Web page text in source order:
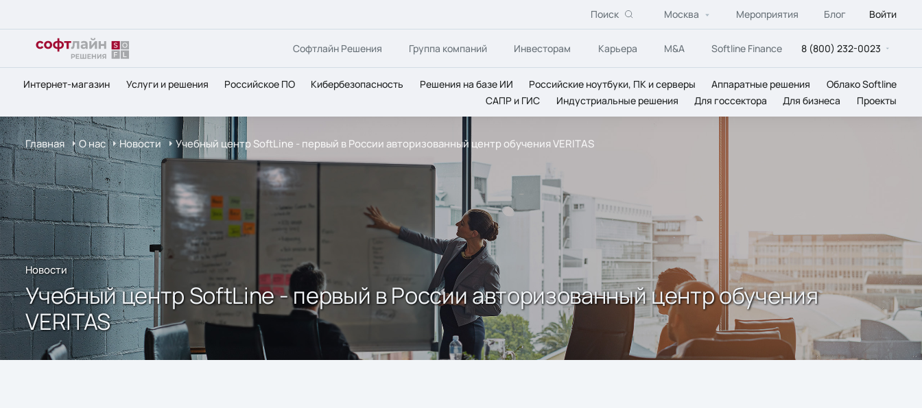
Поиск Москва Мероприятия Блог Войти
Софтлайн Решения Группа компаний Инвесторам Карьера M&A Softline Finance 8 (800) 232-0023
Интернет-магазин Услуги и решения Российское ПО Кибербезопасность Решения на базе ИИ Российские ноутбуки, ПК и серверы Аппаратные решения
Облако Softline
САПР и ГИС
Индустриальные решения Для госсектора Для бизнеса Проекты
Главная О нас Новости Учебный центр SoftLine - первый в России авторизованный центр обучения VERITAS
Новости
Учебный центр SoftLine - первый в России авторизованный центр обучения
VERITAS